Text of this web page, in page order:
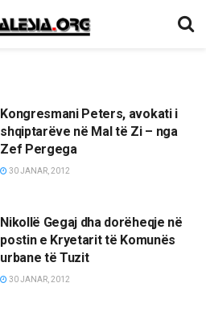
Kongresmani Peters, avokati i
shqiptarëve në Mal të Zi – nga
Zef Pergega
30 JANAR, 2012
Nikollë Gegaj dha dorëheqje në
postin e Kryetarit të Komunës
urbane të Tuzit
30 JANAR, 2012